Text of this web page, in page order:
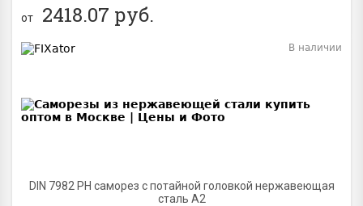
от 2418.07 руб.
DIN 7982 PH саморез с потайной головкой нержавеющая
сталь A2
В наличии